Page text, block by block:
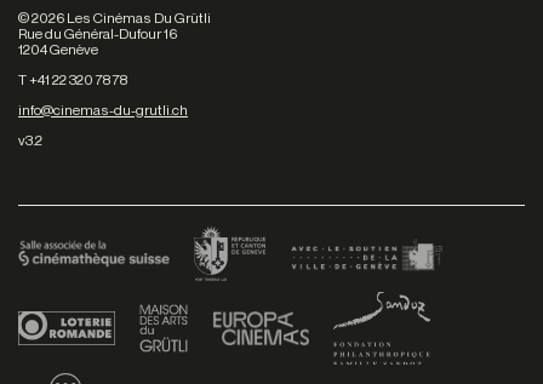
©2026 Les Cinémas Du Grütli
Rue du Général-Dufour 16
1204 Genève
T +41 22 320 78 78
info@cinemas-du-grutli.ch
v3.2